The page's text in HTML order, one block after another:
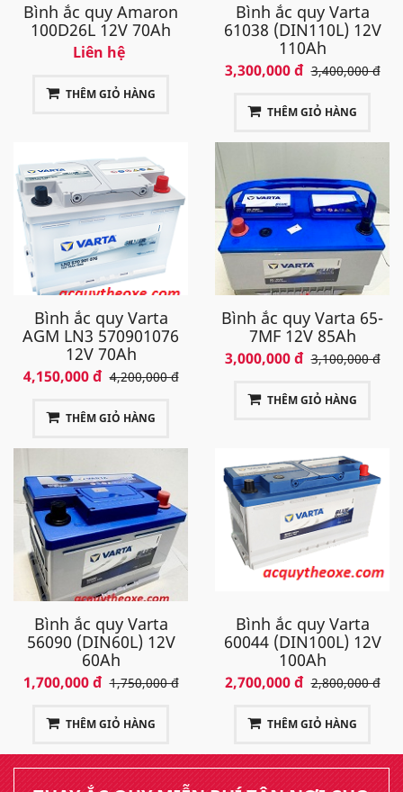
Bình ắc quy Amaron
100D26L 12V 70Ah
Liên hệ
THÊM GIỎ HÀNG
Bình ắc quy Varta
61038 (DIN110L) 12V
110Ah
3,300,000 đ 3,400,000 đ
THÊM GIỎ HÀNG
Bình ắc quy Varta
AGM LN3 570901076
12V 70Ah
4,150,000 đ 4,200,000 đ
THÊM GIỎ HÀNG
Bình ắc quy Varta 65-
7MF 12V 85Ah
3,000,000 đ 3,100,000 đ
THÊM GIỎ HÀNG
Bình ắc quy Varta
56090 (DIN60L) 12V
60Ah
1,700,000 đ 1,750,000 đ
THÊM GIỎ HÀNG
Bình ắc quy Varta
60044 (DIN100L) 12V
100Ah
2,700,000 đ 2,800,000 đ
THÊM GIỎ HÀNG